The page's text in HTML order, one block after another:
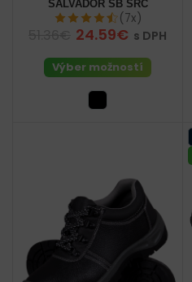
SALVADOR SB SRC
(7x)
24.59€ s DPH
Výber možností